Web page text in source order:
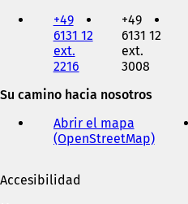
dirección
electrónico
+49
6131 12
ext.
2216
+49
6131 12
ext.
3008
Su camino hacia nosotros
Abrir el mapa
(OpenStreetMap)(
Accesibilidad